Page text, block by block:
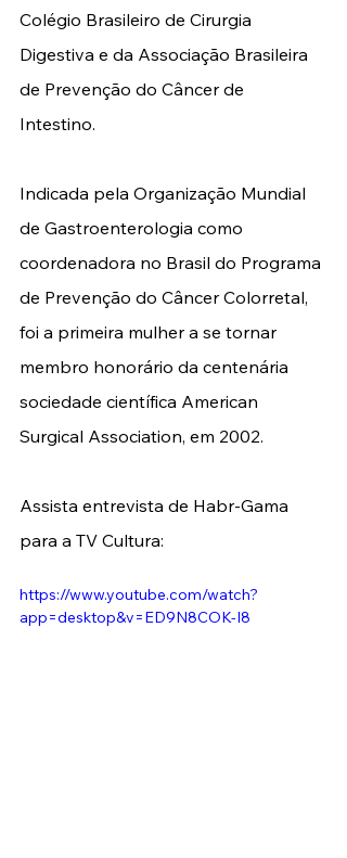
Colégio Brasileiro de Cirurgia
Digestiva e da Associação Brasileira
de Prevenção do Câncer de
Intestino.
Indicada pela Organização Mundial
de Gastroenterologia como
coordenadora no Brasil do Programa
de Prevenção do Câncer Colorretal,
foi a primeira mulher a se tornar
membro honorário da centenária
sociedade científica American
Surgical Association, em 2002.
Assista entrevista de Habr-Gama
para a TV Cultura:
https://www.youtube.com/watch?
app=desktop&v=ED9N8COK-I8